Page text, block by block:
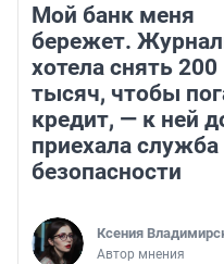
Мой банк меня
бережет.
хотела снять 200
тысяч, чтобы
кредит, — к ней
приехала служба
безопасности
Ксения
Автор мнения